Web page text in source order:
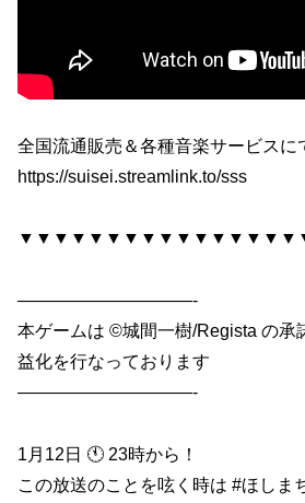
全国流通販売＆各種音楽サービスに
https://suisei.streamlink.to/sss
——————————-
本ゲームは ©城間一樹/Regista の承
益化を行なっております
——————————-
1月12日 🕚 23時から！
この放送のことを呟く時は #ほしま